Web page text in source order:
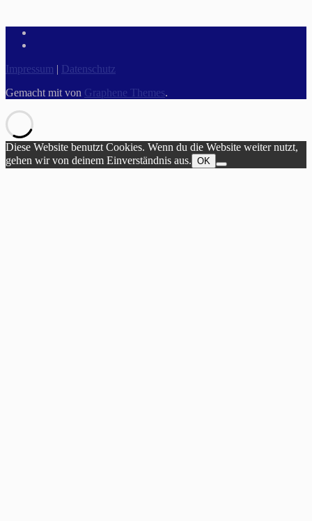
Impressum | Datenschutz
Gemacht mit von Graphene Themes.
Diese Website benutzt Cookies. Wenn du die Website weiter nutzt,
gehen wir von deinem Einverständnis aus. OK